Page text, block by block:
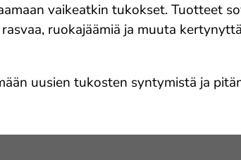
vaikeatkin tukokset. Tuotteet
ruokajäämiä ja muuta
uusien tukosten syntymistä ja